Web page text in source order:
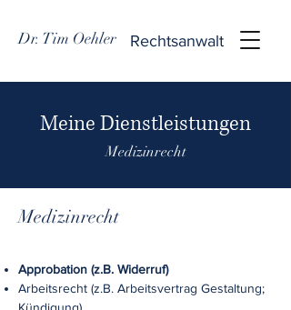
Dr. Tim Oehler Rechtsanwalt
Meine Dienstleistungen
Medizinrecht
Medizinrecht
Approbation (z.B. Widerruf)
Arbeitsrecht (z.B. Arbeitsvertrag Gestaltung;